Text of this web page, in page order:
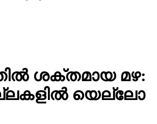
ശക്തമായ മഴ:
യെല്ലോ